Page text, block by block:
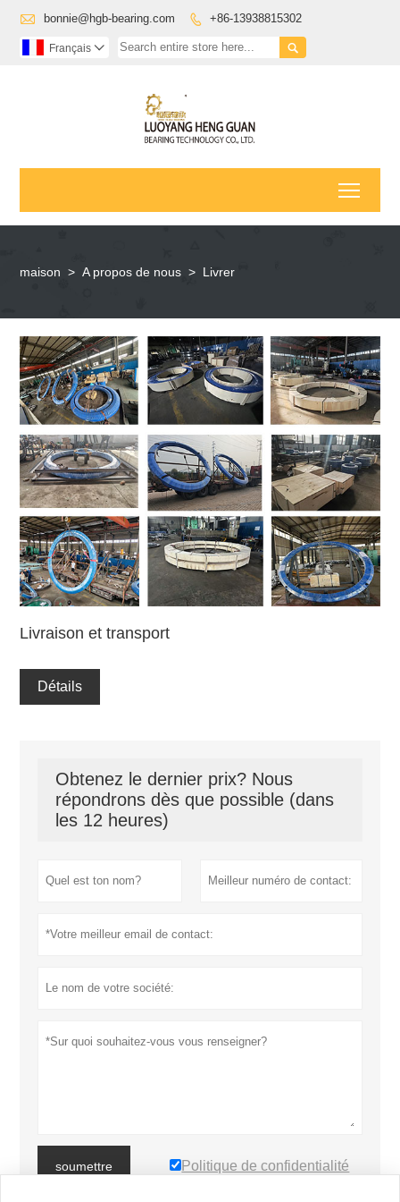
 bonnie@hgb-bearing.com  +86-13938815302

Français 
maison > A propos de nous > Livrer
Livraison et transport
Détails
Obtenez le dernier prix? Nous
répondrons dès que possible (dans
les 12 heures)
soumettre Politique de confidentialité